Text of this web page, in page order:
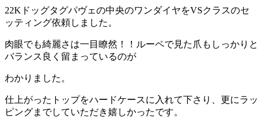
22Kドッグタグパヴェの中央のワンダイヤをVSクラスのセ
ッティング依頼しました。
肉眼でも綺麗さは一目瞭然！！ルーペで見た爪もしっかりと
バランス良く留まっているのが
わかりました。
仕上がったトップをハードケースに入れて下さり、更にラッ
ピングまでしていただき嬉しかったです。